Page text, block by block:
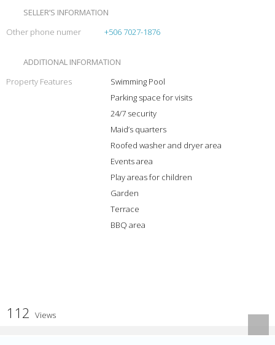
SELLER’S INFORMATION
Other phone numer
+506 7027-1876
ADDITIONAL INFORMATION
Property Features
Swimming Pool
Parking space for visits
24/7 security
Maid’s quarters
Roofed washer and dryer area
Events area
Play areas for children
Garden
Terrace
BBQ area
112 Views